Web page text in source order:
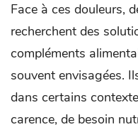
Face à ces douleurs,
recherchent des
compléments
souvent envisagées.
dans certains
carence, de besoin